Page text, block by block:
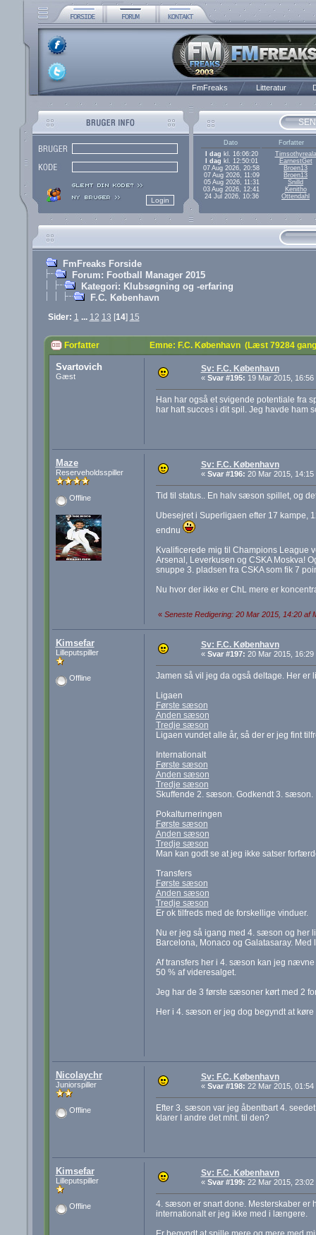
FmFreaks Litteratur
Dato
Forfatter
I dag kl. 16:06:20
Timsothyreala
I dag kl. 12:50:01
EarnestGet
07 Aug 2026, 20:58
Broen13
07 Aug 2026, 11:09
Broen13
05 Aug 2026, 11:31
Snilld
03 Aug 2026, 12:41
Kenitho
24 Jul 2026, 10:36
Ottendahl
FmFreaks Forside
Forum: Football Manager 2015
Kategori: Klubsøgning og -erfaring
F.C. København
Sider: 1 ... 12 13 [14] 15
Forfatter Emne: F.C. København (Læst 79284
Svartovich
Gæst
Sv: F.C. København
« Svar #195: 19 Mar 2015, 16:56
Han har også et svigende potentiale fra
har haft succes i dit spil. Jeg havde ham
Maze
Reserveholdsspiller
Offline
Sv: F.C. København
« Svar #196: 20 Mar 2015, 14:15
Tid til status.. En halv sæson spillet, og
Ubesejret i Superligaen efter 17 kampe,
endnu
Kvalificerede mig til Champions League
Arsenal, Leverkusen og CSKA Moskva!
snuppe 3. pladsen fra CSKA som fik 7
Nu hvor der ikke er ChL mere er
« Seneste Redigering: 20 Mar 2015, 14:20 af
Kimsefar
Lilleputspiller
Offline
Sv: F.C. København
« Svar #197: 20 Mar 2015, 16:29
Jamen så vil jeg da også deltage. Her er
Ligaen
Første sæson
Anden sæson
Tredje sæson
Ligaen vundet alle år, så der er jeg fint
Internationalt
Første sæson
Anden sæson
Tredje sæson
Skuffende 2. sæson. Godkendt 3. sæson.
Pokalturneringen
Første sæson
Anden sæson
Tredje sæson
Man kan godt se at jeg ikke satser
Transfers
Første sæson
Anden sæson
Tredje sæson
Er ok tilfreds med de forskellige vinduer.
Nu er jeg så igang med 4. sæson og her
Barcelona, Monaco og Galatasaray.
Af transfers her i 4. sæson kan jeg
50 % af videresalget.
Jeg har de 3 første sæsoner kørt med 2
Her i 4. sæson er jeg dog begyndt at
Nicolaychr
Juniorspiller
Offline
Sv: F.C. København
« Svar #198: 22 Mar 2015, 01:54
Efter 3. sæson var jeg åbentbart 4.
klarer I andre det mht. til den?
Kimsefar
Lilleputspiller
Offline
Sv: F.C. København
« Svar #199: 22 Mar 2015, 23:02
4. sæson er snart done. Mesterskaber er
internationalt er jeg ikke med i længere.